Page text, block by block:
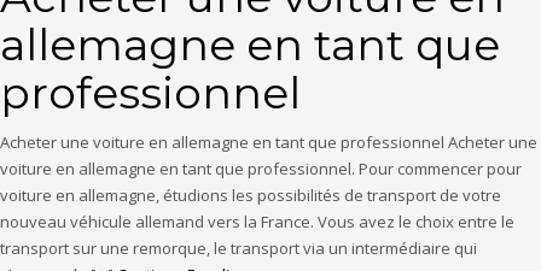
allemagne en tant que
professionnel
Acheter une voiture en allemagne en tant que professionnel Acheter une
voiture en allemagne en tant que professionnel. Pour commencer pour
voiture en allemagne, étudions les possibilités de transport de votre
nouveau véhicule allemand vers la France. Vous avez le choix entre le
transport sur une remorque, le transport via un intermédiaire qui